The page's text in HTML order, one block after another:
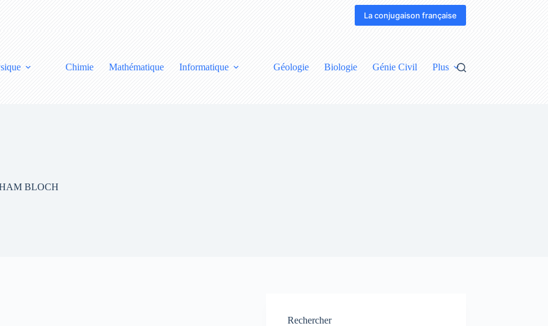
La conjugaison française
Chimie Mathématique Informatique Géologie Biologie Génie Civil Plus
BLOCH
Rechercher